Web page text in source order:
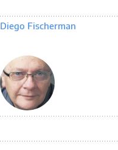
Diego Fischerman